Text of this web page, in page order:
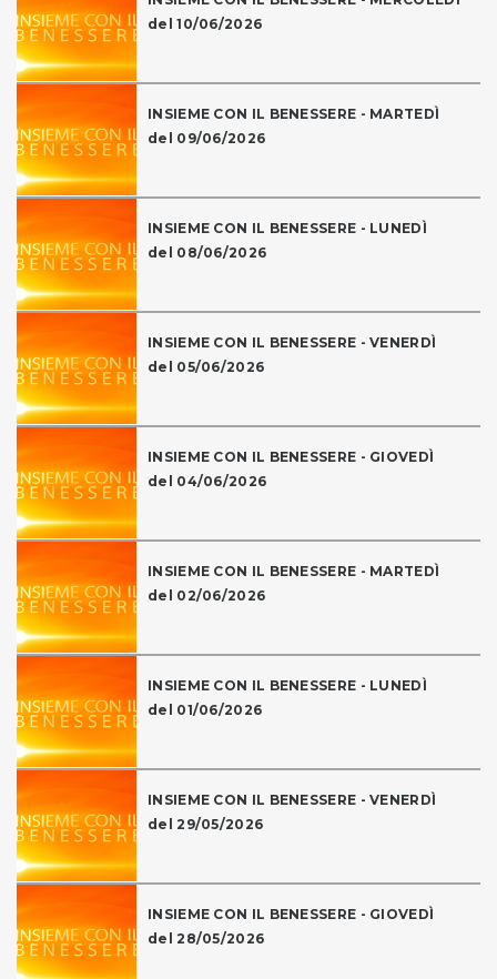
del 10/06/2026
INSIEME CON IL BENESSERE - MARTEDÌ
del 09/06/2026
INSIEME CON IL BENESSERE - LUNEDÌ
del 08/06/2026
INSIEME CON IL BENESSERE - VENERDÌ
del 05/06/2026
INSIEME CON IL BENESSERE - GIOVEDÌ
del 04/06/2026
INSIEME CON IL BENESSERE - MARTEDÌ
del 02/06/2026
INSIEME CON IL BENESSERE - LUNEDÌ
del 01/06/2026
INSIEME CON IL BENESSERE - VENERDÌ
del 29/05/2026
INSIEME CON IL BENESSERE - GIOVEDÌ
del 28/05/2026